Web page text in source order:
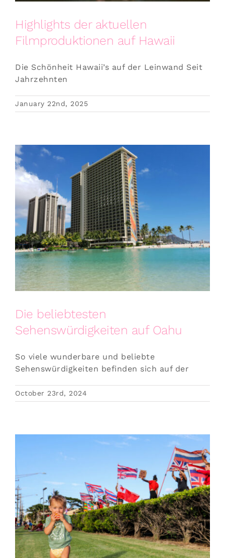
Highlights der aktuellen
Filmproduktionen auf Hawaii
Die Schönheit Hawaii’s auf der Leinwand Seit
Jahrzehnten
January 22nd, 2025
Die beliebtesten
Sehenswürdigkeiten auf Oahu
So viele wunderbare und beliebte
Sehenswürdigkeiten befinden sich auf der
October 23rd, 2024